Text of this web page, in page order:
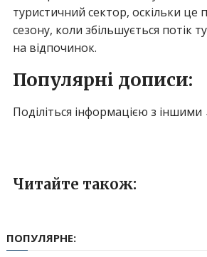
туристичний сектор, оскільки це
сезону, коли збільшується потік
на відпочинок.
Популярні дописи:
Поділіться інформацією з іншими
Читайте також:
ПОПУЛЯРНЕ: